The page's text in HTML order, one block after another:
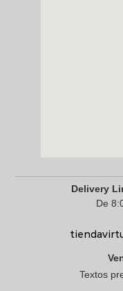
Delivery
De
Textos